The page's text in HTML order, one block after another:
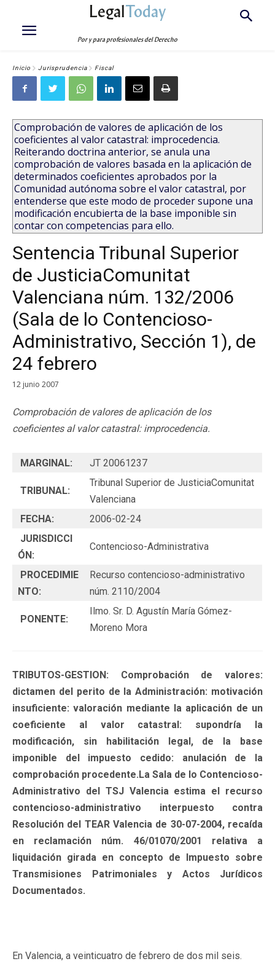
LegalToday
Por y para profesionales del Derecho
Inicio Jurisprudencia Fiscal
Comprobación de valores de aplicación de los
coeficientes al valor catastral: improcedencia.
Reiterando doctrina anterior, se anula una
comprobación de valores basada en la aplicación de
determinados coeficientes aprobados por la
Comunidad autónoma sobre el valor catastral, por
entenderse que este modo de proceder supone una
modificación encubierta de la base imponible sin
contar con competencias para ello.
Sentencia Tribunal Superior
de JusticiaComunitat
Valenciana núm. 132/2006
(Sala de lo Contencioso-
Administrativo, Sección 1), de
24 febrero
12 junio 2007
Comprobación de valores de aplicación de los
coeficientes al valor catastral: improcedencia.
MARGINAL: JT 20061237
TRIBUNAL:
Tribunal Superior de JusticiaComunitat
Valenciana
FECHA:
2006-02-24
JURISDICCI
ÓN:
Contencioso-Administrativa
PROCEDIMIE
NTO:
Recurso contencioso-administrativo
núm. 2110/2004
PONENTE:
Ilmo. Sr. D. Agustín María Gómez-
Moreno Mora
TRIBUTOS-GESTION: Comprobación de valores:
dictamen del perito de la Administración: motivación
insuficiente: valoración mediante la aplicación de un
coeficiente al valor catastral: supondría la
modificación, sin habilitación legal, de la base
imponible del impuesto cedido: anulación de la
comprobación procedente.La Sala de lo Contencioso-
Administrativo del TSJ Valencia estima el recurso
contencioso-administrativo interpuesto contra
Resolución del TEAR Valencia de 30-07-2004, recaída
en reclamación núm. 46/01070/2001 relativa a
liquidación girada en concepto de Impuesto sobre
Transmisiones Patrimoniales y Actos Jurídicos
Documentados.
En Valencia, a veinticuatro de febrero de dos mil seis.